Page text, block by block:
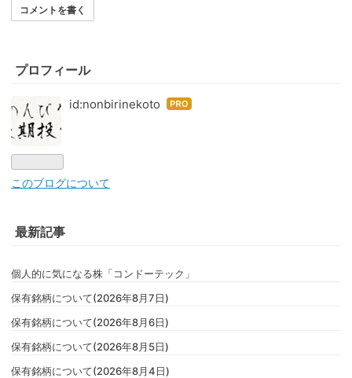
コメントを書く
プロフィール
id:nonbirinekoto はて
このブログについて
最新記事
個人的に気になる株「コンドーテック」
保有銘柄について(2026年8月7日)
保有銘柄について(2026年8月6日)
保有銘柄について(2026年8月5日)
保有銘柄について(2026年8月4日)